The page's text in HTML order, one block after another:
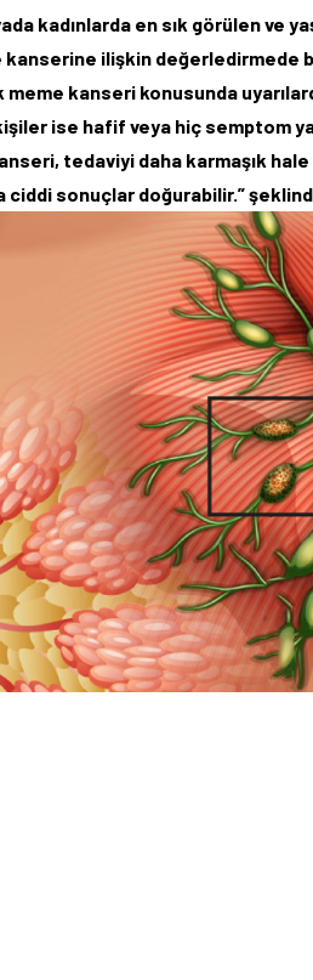
kadınlarda en sık görülen ve
ilişkin değerledirmede
kanseri konusunda
ise hafif veya hiç semptom
tedaviyi daha karmaşık
sonuçlar doğurabilir.”